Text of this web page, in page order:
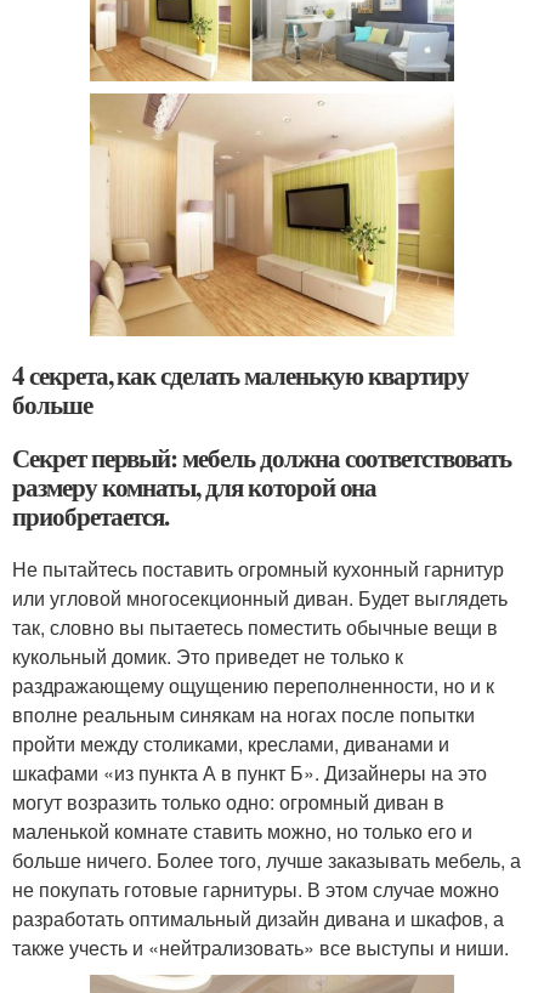
4 секрета, как сделать маленькую квартиру
больше
Секрет первый: мебель должна соответствовать
размеру комнаты, для которой она
приобретается.
Не пытайтесь поставить огромный кухонный гарнитур
или угловой многосекционный диван. Будет выглядеть
так, словно вы пытаетесь поместить обычные вещи в
кукольный домик. Это приведет не только к
раздражающему ощущению переполненности, но и к
вполне реальным синякам на ногах после попытки
пройти между столиками, креслами, диванами и
шкафами «из пункта А в пункт Б». Дизайнеры на это
могут возразить только одно: огромный диван в
маленькой комнате ставить можно, но только его и
больше ничего. Более того, лучше заказывать мебель, а
не покупать готовые гарнитуры. В этом случае можно
разработать оптимальный дизайн дивана и шкафов, а
также учесть и «нейтрализовать» все выступы и ниши.